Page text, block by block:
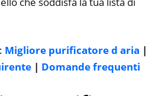
Migliore purificatore d aria |
| Domande frequenti